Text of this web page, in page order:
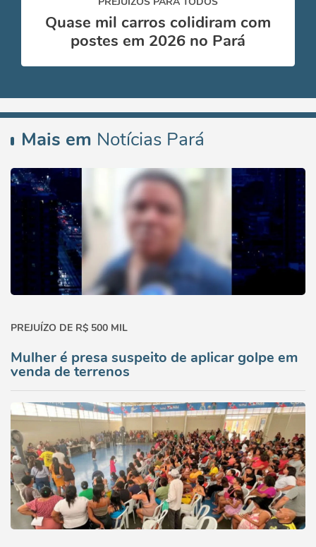
Quase mil carros colidiram com
postes em 2026 no Pará
Mais em Notícias Pará
PREJUÍZO DE R$ 500 MIL
Mulher é presa suspeito de aplicar golpe em
venda de terrenos